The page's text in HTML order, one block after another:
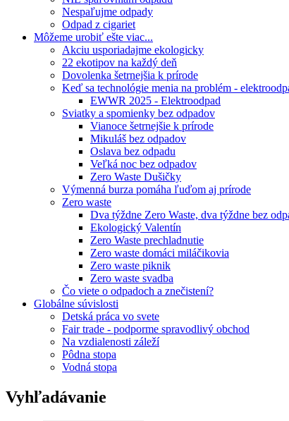
Nespaľujme odpady
Odpad z cigariet
Môžeme urobiť ešte viac...
Akciu usporiadajme ekologicky
22 ekotipov na každý deň
Dovolenka šetrnejšia k prírode
Keď sa technológie menia na problém -
EWWR 2025 - Elektroodpad
Sviatky a spomienky bez odpadov
Vianoce šetrnejšie k prírode
Mikuláš bez odpadov
Oslava bez odpadu
Veľká noc bez odpadov
Zero Waste Dušičky
Výmenná burza pomáha ľuďom aj prírode
Zero waste
Dva týždne Zero Waste, dva týždne bez
Ekologický Valentín
Zero Waste prechladnutie
Zero waste domáci miláčikovia
Zero waste piknik
Zero waste svadba
Čo viete o odpadoch a znečistení?
Globálne súvislosti
Detská práca vo svete
Fair trade - podporme spravodlivý obchod
Na vzdialenosti záleží
Pôdna stopa
Vodná stopa
Vyhľadávanie